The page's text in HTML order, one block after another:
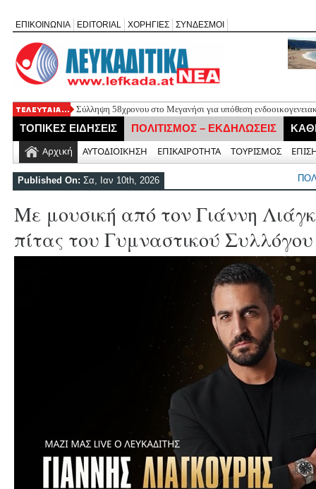
ΕΠΙΚΟΙΝΩΝΙΑ EDITORIAL ΧΟΡΗΓΙΕΣ ΣΥΝΔΕΣΜΟΙ
Σύλληψη 58χρονου στο Μεγανήσι για υπόθεση
Δύο συλλήψεις για κατοχή κάνναβης στη Λευκάδα στο πλαίσιο
Mέχρι τον Άγιο Νικόλαο Βόνιτσας έφτανε σήμερα το
Αφιέρωμα στον Ηλία Λογοθέτη απόψε στο Κηποθέατρο
Γράμμο
ΤΟΠΙΚΕΣ ΕΙΔΗΣΕΙΣ ΠΟΛΙΤΙΣΜΟΣ – ΕΚΔΗΛΩΣΕΙΣ
Αρχική ΑΥΤΟΔΙΟΙΚΗΣΗ ΕΠΙΚΑΙΡΟΤΗΤΑ ΤΟΥΡΙΣΜΟΣ
Published On: Σα, Ιαν 10th, 2026
Με μουσική από τον Γιάννη
πίτας του Γυμναστικού